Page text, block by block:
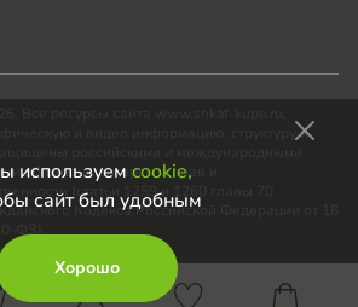
используем cookie,
сайт был удобным
Хорошо
и видео информацию, структуру и
об охране авторских прав и
(статьи 1259 и 1260 главы 70
Кодекса Российской Федерации от 18